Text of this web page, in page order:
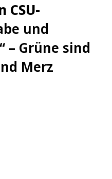
CSU-
und
– Grüne sind
Merz